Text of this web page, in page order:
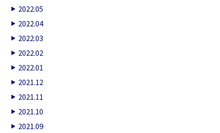
2022.05
2022.04
2022.03
2022.02
2022.01
2021.12
2021.11
2021.10
2021.09